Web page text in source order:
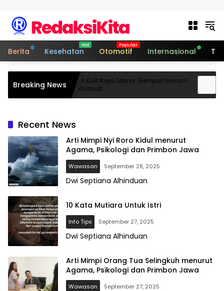
Berita Kesehatan Otomotif Internasional
Breaking NewsKhasiat Kulit Kayu Manis: Rempah Harum
Kaya Khasiat
Recent News
Arti Mimpi Nyi Roro Kidul menurut
Agama, Psikologi dan Primbon Jawa
Wawasan September 28, 2025
Dwi Septiana Alhinduan
10 Kata Mutiara Untuk Istri
Info Tips September 27, 2025
Dwi Septiana Alhinduan
Arti Mimpi Orang Tua Selingkuh menurut
Agama, Psikologi dan Primbon Jawa
Wawasan September 27, 2025